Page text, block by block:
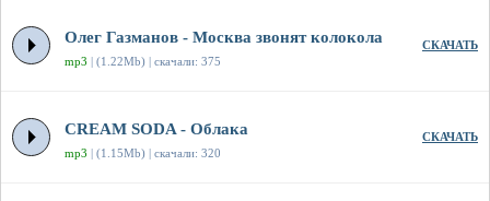
Олег Газманов - Москва звонят колокола
mp3 | (1.22Mb) | скачали: 375
СКАЧАТЬ
CREAM SODA - Облака
mp3 | (1.15Mb) | скачали: 320
СКАЧАТЬ